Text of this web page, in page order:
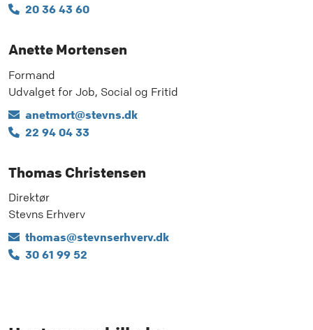
20 36 43 60
Anette Mortensen
Formand
Udvalget for Job, Social og Fritid
anetmort@stevns.dk
22 94 04 33
Thomas Christensen
Direktør
Stevns Erhverv
thomas@stevnserhverv.dk
30 61 99 52